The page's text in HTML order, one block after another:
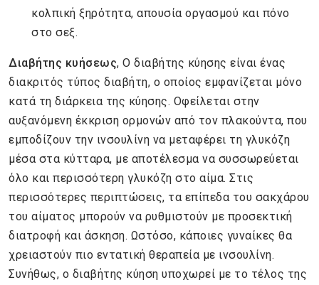
κολπική ξηρότητα, απουσία οργασμού και πόνο
στο σεξ.
Διαβήτης κυήσεως, Ο διαβήτης κύησης είναι ένας
διακριτός τύπος διαβήτη, ο οποίος εμφανίζεται μόνο
κατά τη διάρκεια της κύησης. Οφείλεται στην
αυξανόμενη έκκριση ορμονών από τον πλακούντα, που
εμποδίζουν την ινσουλίνη να μεταφέρει τη γλυκόζη
μέσα στα κύτταρα, με αποτέλεσμα να συσσωρεύεται
όλο και περισσότερη γλυκόζη στο αίμα. Στις
περισσότερες περιπτώσεις, τα επίπεδα του σακχάρου
του αίματος μπορούν να ρυθμιστούν με προσεκτική
διατροφή και άσκηση. Ωστόσο, κάποιες γυναίκες θα
χρειαστούν πιο εντατική θεραπεία με ινσουλίνη.
Συνήθως, ο διαβήτης κύηση υποχωρεί με το τέλος της